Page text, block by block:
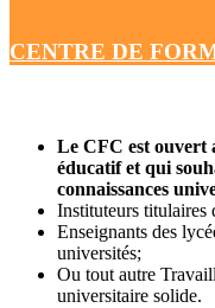
CENTRE DE
Le CFC est ouvert
éducatif et qui
connaissances
Instituteurs
Enseignants des
universités;
Ou tout autre
universitaire solide.